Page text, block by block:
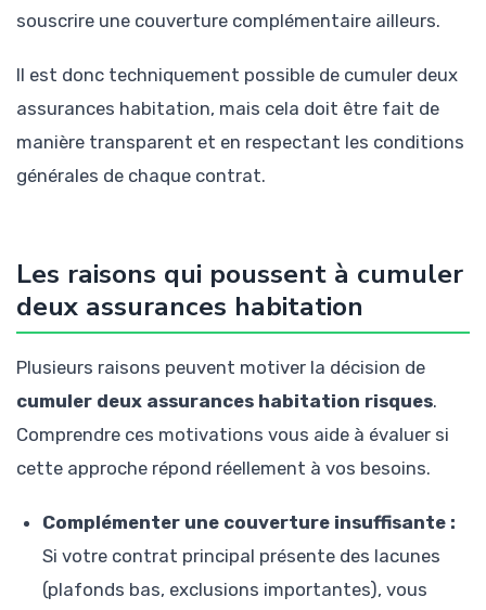
souscrire une couverture complémentaire ailleurs.
Il est donc techniquement possible de cumuler deux
assurances habitation, mais cela doit être fait de
manière transparent et en respectant les conditions
générales de chaque contrat.
Les raisons qui poussent à cumuler
deux assurances habitation
Plusieurs raisons peuvent motiver la décision de
cumuler deux assurances habitation risques.
Comprendre ces motivations vous aide à évaluer si
cette approche répond réellement à vos besoins.
Complémenter une couverture insuffisante :
Si votre contrat principal présente des lacunes
(plafonds bas, exclusions importantes), vous